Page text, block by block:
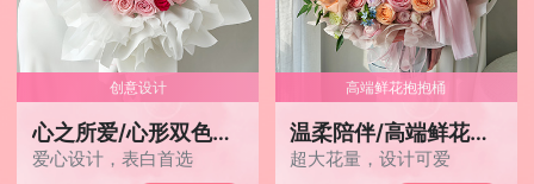
创意设计
心之所爱/心形双色玫瑰款
爱心设计，表白首选
高端鲜花抱抱桶
温柔陪伴/高端鲜花抱抱桶
超大花量，设计可爱